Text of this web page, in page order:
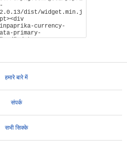
हमारे बारे में
संपर्क
सभी सिक्के